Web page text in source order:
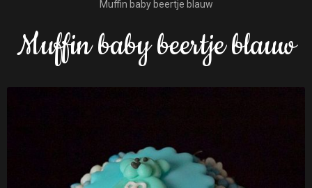
Muffin baby beertje blauw
Muffin baby beertje blauw